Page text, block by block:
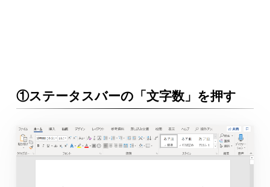
①ステータスバーの「文字数」を押す